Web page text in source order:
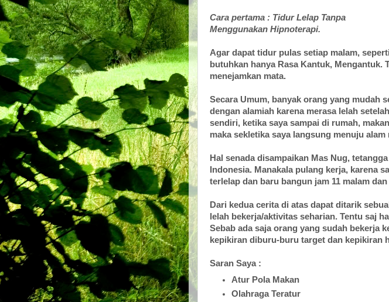
Cara pertama : Tidur Lelap Tanpa
Menggunakan Hipnoterapi.
Agar dapat tidur pulas setiap malam,
butuhkan hanya Rasa Kantuk, Mengantuk.
menejamkan mata.
Secara Umum, banyak orang yang mudah
dengan alamiah karena merasa lelah
sendiri, ketika saya sampai di rumah,
maka sekletika saya langsung menuju
Hal senada disampaikan Mas Nug,
Indonesia. Manakala pulang kerja, karena
terlelap dan baru bangun jam 11 malam
Dari kedua cerita di atas dapat ditarik
lelah bekerja/aktivitas seharian. Tentu saj
Sebab ada saja orang yang sudah bekerja
kepikiran diburu-buru target dan kepikiran
Saran Saya :
Atur Pola Makan
Olahraga Teratur